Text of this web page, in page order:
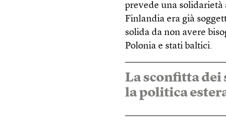
prevede una solidarietà
Finlandia era già
solida da non avere
Polonia e stati baltici.
La sconfitta
la politica